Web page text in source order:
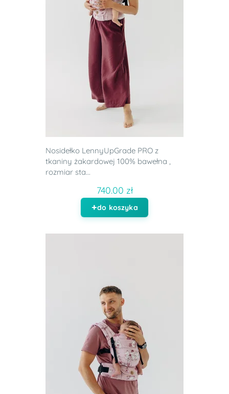
Nosidełko LennyUpGrade PRO z
tkaniny żakardowej 100% bawełna ,
rozmiar sta...
740.00 zł
do koszyka